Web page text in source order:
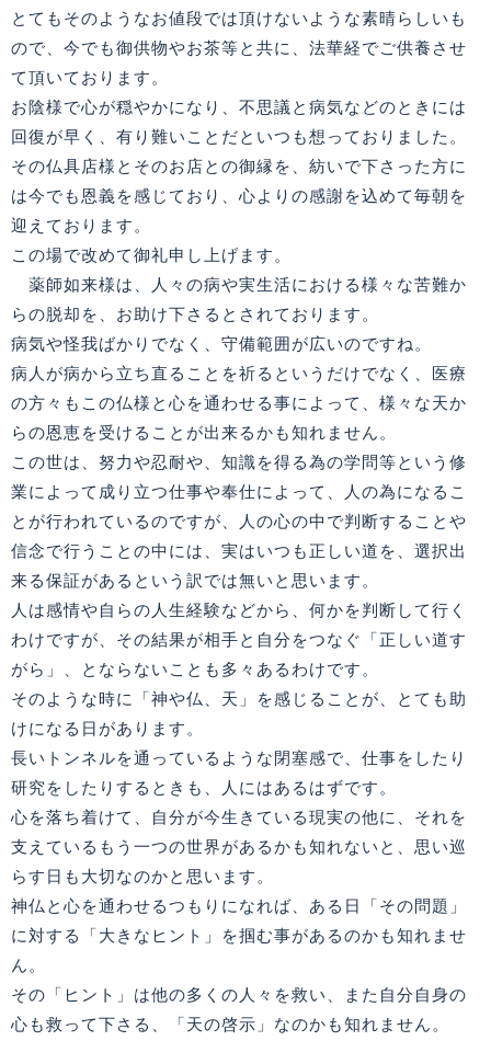
とてもそのようなお値段では頂けないような素晴らしいも
ので、今でも御供物やお茶等と共に、法華経でご供養させ
て頂いております。
お陰様で心が穏やかになり、不思議と病気などのときには
回復が早く、有り難いことだといつも想っておりました。
その仏具店様とそのお店との御縁を、紡いで下さった方に
は今でも恩義を感じており、心よりの感謝を込めて毎朝を
迎えております。
この場で改めて御礼申し上げます。
薬師如来様は、人々の病や実生活における様々な苦難か
らの脱却を、お助け下さるとされております。
病気や怪我ばかりでなく、守備範囲が広いのですね。
病人が病から立ち直ることを祈るというだけでなく、医療
の方々もこの仏様と心を通わせる事によって、様々な天か
らの恩恵を受けることが出来るかも知れません。
この世は、努力や忍耐や、知識を得る為の学問等という修
業によって成り立つ仕事や奉仕によって、人の為になるこ
とが行われているのですが、人の心の中で判断することや
信念で行うことの中には、実はいつも正しい道を、選択出
来る保証があるという訳では無いと思います。
人は感情や自らの人生経験などから、何かを判断して行く
わけですが、その結果が相手と自分をつなぐ「正しい道す
がら」、とならないことも多々あるわけです。
そのような時に「神や仏、天」を感じることが、とても助
けになる日があります。
長いトンネルを通っているような閉塞感で、仕事をしたり
研究をしたりするときも、人にはあるはずです。
心を落ち着けて、自分が今生きている現実の他に、それを
支えているもう一つの世界があるかも知れないと、思い巡
らす日も大切なのかと思います。
神仏と心を通わせるつもりになれば、ある日「その問題」
に対する「大きなヒント」を掴む事があるのかも知れませ
ん。
その「ヒント」は他の多くの人々を救い、また自分自身の
心も救って下さる、「天の啓示」なのかも知れません。